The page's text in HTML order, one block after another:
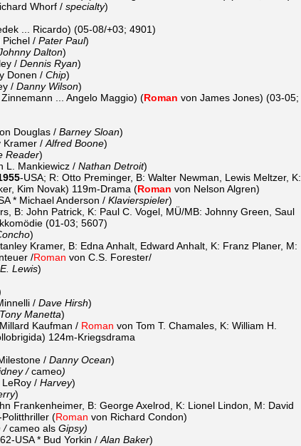
Whorf / specialty)
... Ricardo) (05-08/+03; 4901)
Pichel / Pater Paul)
Dalton)
/ Dennis Ryan)
Donen / Chip)
/ Danny Wilson)
... Angelo Maggio) (Roman von James Jones) (03-05;
Douglas / Barney Sloan)
Kramer / Alfred Boone)
Reader)
L. Mankiewicz / Nathan Detroit)
-USA; R: Otto Preminger, B: Walter Newman, Lewis Meltzer, K:
Kim Novak) 119m-Drama (Roman von Nelson Algren)
* Michael Anderson / Klavierspieler)
B: John Patrick, K: Paul C. Vogel, MÜ/MB: Johnny Green, Saul
(01-03; 5607)
)
Kramer, B: Edna Anhalt, Edward Anhalt, K: Franz Planer, M:
/Roman von C.S. Forester/
Lewis)
/ Dave Hirsh)
Tony Manetta)
Kaufman / Roman von Tom T. Chamales, K: William H.
124m-Kriegsdrama
/ Danny Ocean)
/cameo)
/ Harvey)
)
Frankenheimer, B: George Axelrod, K: Lionel Lindon, M: David
(Roman von Richard Condon)
/cameo als Gipsy)
USA * Bud Yorkin / Alan Baker)